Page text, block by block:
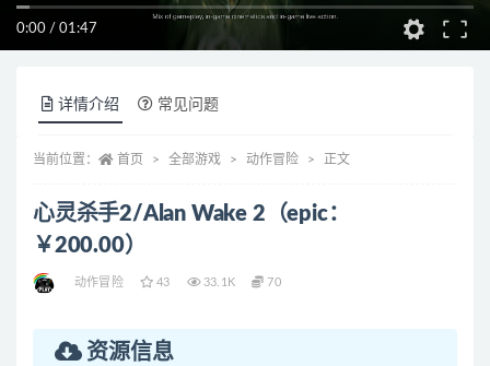
0:00 / 01:47
详情介绍 常见问题
当前位置： 首页 全部游戏 动作冒险 正文
心灵杀手2/Alan Wake 2（epic：
￥200.00）
动作冒险 43 33.1K 70
资源信息